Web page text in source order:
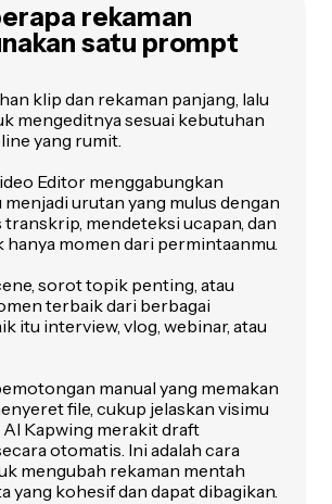
rekaman
satu prompt
klip dan rekaman panjang, lalu
mengeditnya sesuai kebutuhan
yang rumit.
Editor menggabungkan
urutan yang mulus dengan
transkrip, mendeteksi ucapan, dan
momen dari permintaanmu.
sorot topik penting, atau
terbaik dari berbagai
itu interview, vlog, webinar, atau
manual yang memakan
file, cukup jelaskan visimu
AI Kapwing merakit draft
otomatis. Ini adalah cara
mengubah rekaman mentah
yang kohesif dan dapat dibagikan.